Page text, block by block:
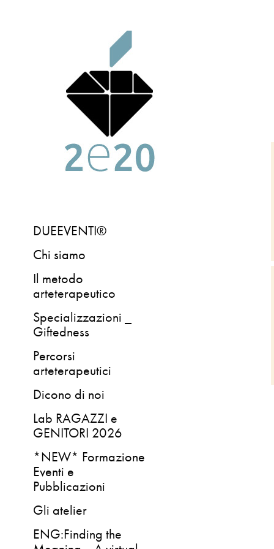
DUEEVENTI®
Chi siamo
Il metodo
arteterapeutico
Specializzazioni _
Giftedness
Percorsi
arteterapeutici
Dicono di noi
Lab RAGAZZI e
GENITORI 2026
*NEW* Formazione
Eventi e
Pubblicazioni
Gli atelier
ENG:Finding the